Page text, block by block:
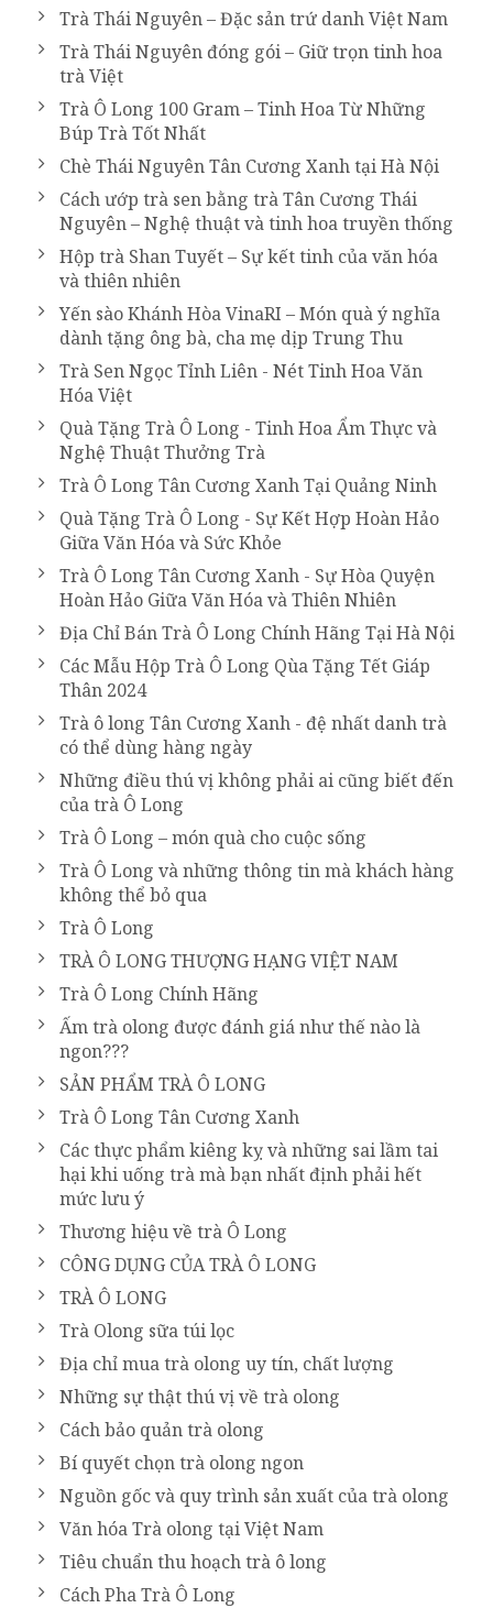
Trà Thái Nguyên – Đặc sản trứ danh Việt Nam
Trà Thái Nguyên đóng gói – Giữ trọn tinh hoa
trà Việt
Trà Ô Long 100 Gram – Tinh Hoa Từ Những
Búp Trà Tốt Nhất
Chè Thái Nguyên Tân Cương Xanh tại Hà Nội
Cách ướp trà sen bằng trà Tân Cương Thái
Nguyên – Nghệ thuật và tinh hoa truyền thống
Hộp trà Shan Tuyết – Sự kết tinh của văn hóa
và thiên nhiên
Yến sào Khánh Hòa VinaRI – Món quà ý nghĩa
dành tặng ông bà, cha mẹ dịp Trung Thu
Trà Sen Ngọc Tỉnh Liên - Nét Tinh Hoa Văn
Hóa Việt
Quà Tặng Trà Ô Long - Tinh Hoa Ẩm Thực và
Nghệ Thuật Thưởng Trà
Trà Ô Long Tân Cương Xanh Tại Quảng Ninh
Quà Tặng Trà Ô Long - Sự Kết Hợp Hoàn Hảo
Giữa Văn Hóa và Sức Khỏe
Trà Ô Long Tân Cương Xanh - Sự Hòa Quyện
Hoàn Hảo Giữa Văn Hóa và Thiên Nhiên
Địa Chỉ Bán Trà Ô Long Chính Hãng Tại Hà Nội
Các Mẫu Hộp Trà Ô Long Qùa Tặng Tết Giáp
Thân 2024
Trà ô long Tân Cương Xanh - đệ nhất danh trà
có thể dùng hàng ngày
Những điều thú vị không phải ai cũng biết đến
của trà Ô Long
Trà Ô Long – món quà cho cuộc sống
Trà Ô Long và những thông tin mà khách hàng
không thể bỏ qua
Trà Ô Long
TRÀ Ô LONG THƯỢNG HẠNG VIỆT NAM
Trà Ô Long Chính Hãng
Ấm trà olong được đánh giá như thế nào là
ngon???
SẢN PHẨM TRÀ Ô LONG
Trà Ô Long Tân Cương Xanh
Các thực phẩm kiêng kỵ và những sai lầm tai
hại khi uống trà mà bạn nhất định phải hết
mức lưu ý
Thương hiệu về trà Ô Long
CÔNG DỤNG CỦA TRÀ Ô LONG
TRÀ Ô LONG
Trà Olong sữa túi lọc
Địa chỉ mua trà olong uy tín, chất lượng
Những sự thật thú vị về trà olong
Cách bảo quản trà olong
Bí quyết chọn trà olong ngon
Nguồn gốc và quy trình sản xuất của trà olong
Văn hóa Trà olong tại Việt Nam
Tiêu chuẩn thu hoạch trà ô long
Cách Pha Trà Ô Long